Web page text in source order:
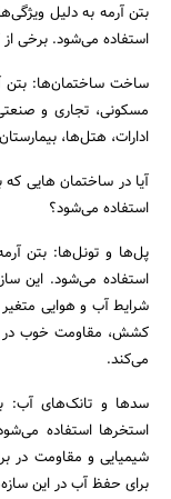
بتن آرمه به دلیل
استفاده می‌شود. برخی از
ساخت ساختمان‌ها: بتن
مسکونی، تجاری و
ادارات، هتل‌ها،
آیا در ساختمان هایی
استفاده می‌شود؟
پل‌ها و تونل‌ها: بتن
استفاده می‌شود. این
شرایط آب و هوایی متغیر
کشش، مقاومت خوب در
می‌کند.
سدها و تانک‌های آب:
استخرها استفاده
شیمیایی و مقاومت در
برای حفظ آب در این